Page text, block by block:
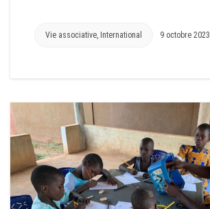
Vie associative International 9 octobre 2023